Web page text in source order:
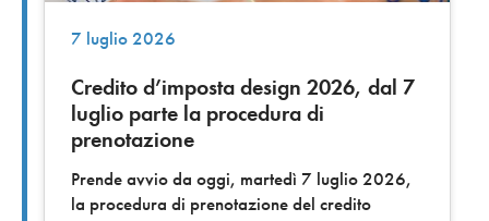
7 luglio 2026
Credito d’imposta design 2026, dal 7
luglio parte la procedura di
prenotazione
Prende avvio da oggi, martedì 7 luglio 2026,
la procedura di prenotazione del credito